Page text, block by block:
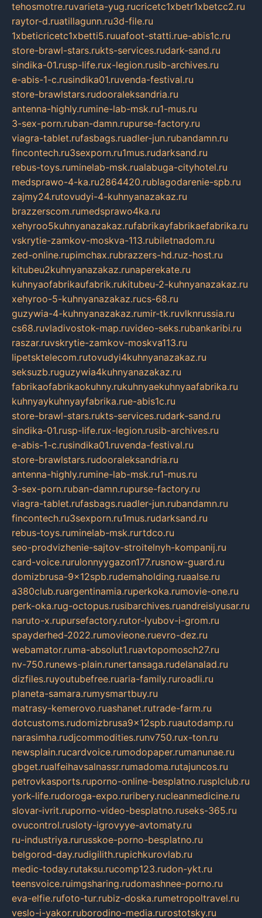
tehosmotre.ruvarieta-yug.rucricetc1xbetr1xbetcc2.ru
raytor-d.ruatillagunn.ru3d-file.ru
1xbeticricetc1xbetti5.ruuafoot-statti.rue-abis1c.ru
store-brawl-stars.rukts-services.rudark-sand.ru
sindika-01.rusp-life.rux-legion.rusib-archives.ru
e-abis-1-c.rusindika01.ruvenda-festival.ru
store-brawlstars.rudooraleksandria.ru
antenna-highly.rumine-lab-msk.ru1-mus.ru
3-sex-porn.ruban-damn.rupurse-factory.ru
viagra-tablet.rufasbags.ruadler-jun.rubandamn.ru
fincontech.ru3sexporn.ru1mus.rudarksand.ru
rebus-toys.ruminelab-msk.rualabuga-cityhotel.ru
medsprawo-4-ka.ru2864420.rublagodarenie-spb.ru
zajmy24.rutovudyi-4-kuhnyanazakaz.ru
brazzerscom.rumedsprawo4ka.ru
xehyroo5kuhnyanazakaz.rufabrikayfabrikaefabrika.ru
vskrytie-zamkov-moskva-113.rubiletnadom.ru
zed-online.rupimchax.rubrazzers-hd.ruz-host.ru
kitubeu2kuhnyanazakaz.runaperekate.ru
kuhnyaofabrikaufabrik.rukitubeu-2-kuhnyanazakaz.ru
xehyroo-5-kuhnyanazakaz.rucs-68.ru
guzywia-4-kuhnyanazakaz.rumir-tk.ruvlknrussia.ru
cs68.ruvladivostok-map.ruvideo-seks.rubankaribi.ru
raszar.ruvskrytie-zamkov-moskva113.ru
lipetsktelecom.rutovudyi4kuhnyanazakaz.ru
seksuzb.ruguzywia4kuhnyanazakaz.ru
fabrikaofabrikaokuhny.rukuhnyaekuhnyaafabrika.ru
kuhnyaykuhnyayfabrika.rue-abis1c.ru
store-brawl-stars.rukts-services.rudark-sand.ru
sindika-01.rusp-life.rux-legion.rusib-archives.ru
e-abis-1-c.rusindika01.ruvenda-festival.ru
store-brawlstars.rudooraleksandria.ru
antenna-highly.rumine-lab-msk.ru1-mus.ru
3-sex-porn.ruban-damn.rupurse-factory.ru
viagra-tablet.rufasbags.ruadler-jun.rubandamn.ru
fincontech.ru3sexporn.ru1mus.rudarksand.ru
rebus-toys.ruminelab-msk.rurtdco.ru
seo-prodvizhenie-sajtov-stroitelnyh-kompanij.ru
card-voice.rurulonnyygazon177.rusnow-guard.ru
domizbrusa-9x12spb.rudemaholding.ruaalse.ru
a380club.ruargentinamia.ruperkoka.rumovie-one.ru
perk-oka.rug-octopus.rusibarchives.ruandreislyusar.ru
naruto-x.rupursefactory.rutor-lyubov-i-grom.ru
spayderhed-2022.rumovieone.ruevro-dez.ru
webamator.ruma-absolut1.ruavtopomosch27.ru
nv-750.runews-plain.runertansaga.rudelanalad.ru
dizfiles.ruyoutubefree.ruaria-family.ruroadli.ru
planeta-samara.rumysmartbuy.ru
matrasy-kemerovo.ruashanet.rutrade-farm.ru
dotcustoms.rudomizbrusa9x12spb.ruautodamp.ru
narasimha.rudjcommodities.runv750.rux-ton.ru
newsplain.rucardvoice.rumodopaper.rumanunae.ru
gbget.rualfeihavsalnassr.rumadoma.rutajuncos.ru
petrovkasports.ruporno-online-besplatno.rusplclub.ru
york-life.rudoroga-expo.ruribery.rucleanmedicine.ru
slovar-ivrit.ruporno-video-besplatno.ruseks-365.ru
ovucontrol.rusloty-igrovyye-avtomaty.ru
ru-industriya.rurusskoe-porno-besplatno.ru
belgorod-day.rudigilith.rupichkurovlab.ru
medic-today.rutaksu.rucomp123.rudon-ykt.ru
teensvoice.ruimgsharing.rudomashnee-porno.ru
eva-elfie.rufoto-tur.rubiz-doska.rumetropoltravel.ru
veslo-i-yakor.ruborodino-media.rurostotsky.ru